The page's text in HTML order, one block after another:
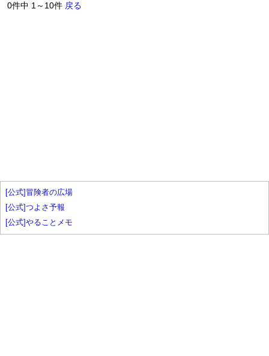
0件中 1～10件 戻る
[公式]冒険者の広場
[公式]つよさ予報
[公式]やることメモ